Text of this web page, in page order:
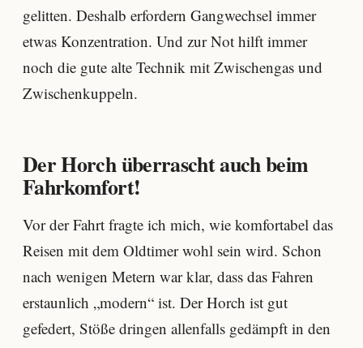
gelitten. Deshalb erfordern Gangwechsel immer
etwas Konzentration. Und zur Not hilft immer
noch die gute alte Technik mit Zwischengas und
Zwischenkuppeln.
Der Horch überrascht auch beim
Fahrkomfort!
Vor der Fahrt fragte ich mich, wie komfortabel das
Reisen mit dem Oldtimer wohl sein wird. Schon
nach wenigen Metern war klar, dass das Fahren
erstaunlich „modern“ ist. Der Horch ist gut
gefedert, Stöße dringen allenfalls gedämpft in den